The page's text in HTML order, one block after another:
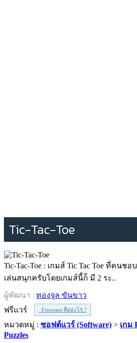
Tic-Tac-Toe
Tic-Tac-Toe : เกมส์ Tic Tac Toe ที่คนช
เล่นสนุกครับโดยเกมส์นี้ก็ มี 2 ระ..
ผู้พัฒนา : ทองจุล ขันขาว
ฟรีแวร์
Freeware คืออะไร ?
หมวดหมู่ : ซอฟต์แวร์ (Software) > เกม
Puzzles